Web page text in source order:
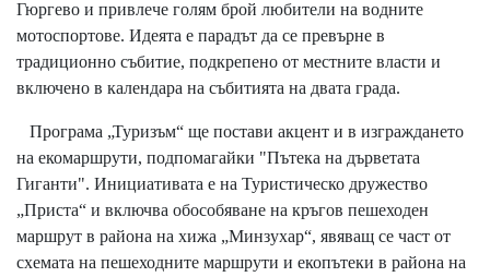
Гюргево и привлече голям брой любители на водните
мотоспортове. Идеята е парадът да се превърне в
традиционно събитие, подкрепено от местните власти и
включено в календара на събитията на двата града.
Програма „Туризъм“ ще постави акцент и в изграждането
на екомаршрути, подпомагайки "Пътека на дърветата
Гиганти". Инициативата е на Туристическо дружество
„Приста“ и включва обособяване на кръгов пешеходен
маршрут в района на хижа „Минзухар“, явяващ се част от
схемата на пешеходните маршрути и екопътеки в района на